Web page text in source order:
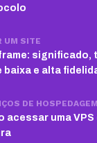
UM SITE
significado,
baixa e alta
DE HOSPEDAGEM
acessar uma